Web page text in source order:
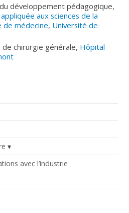
avec l’industrie
développement pédagogique,
aux sciences de la
de médecine, Université de
chirurgie générale, Hôpital